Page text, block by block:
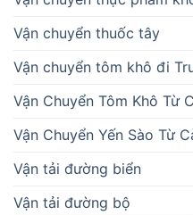
Vận chuyển thuốc tây
Vận chuyển tôm khô đi
Vận Chuyển Tôm Khô Từ
Vận Chuyển Yến Sào Từ
Vận tải đường biển
Vận tải đường bộ